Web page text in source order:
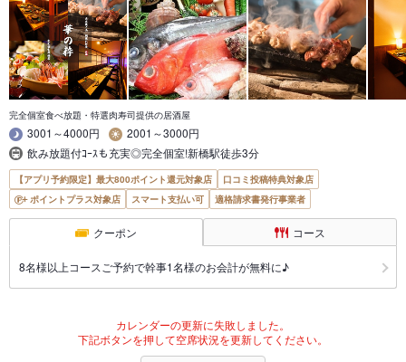
完全個室食べ放題・特選肉寿司提供の居酒屋
3001～4000円
2001～3000円
飲み放題付ｺｰｽも充実◎完全個室!新橋駅徒歩3分
【アプリ予約限定】最大800ポイント還元対象店
口コミ投稿特典対象店
ポイントプラス対象店
スマート支払い可 適格請求書発行事業者
クーポン コース
8名様以上コースご予約で幹事1名様のお会計が無料に♪
カレンダーの更新に失敗しました。
下記ボタンを押して空席状況を更新してください。